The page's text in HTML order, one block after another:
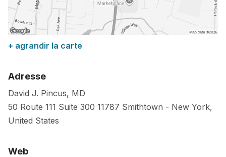
+ agrandir la carte
Adresse
David J. Pincus, MD
50 Route 111 Suite 300 11787 Smithtown - New York,
United States
Web